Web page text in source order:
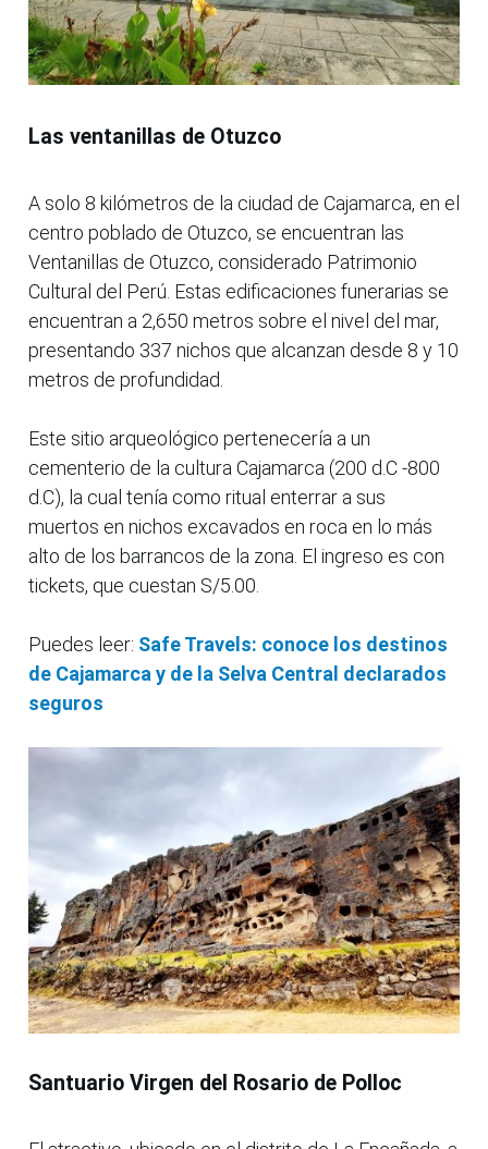
Las ventanillas de Otuzco
A solo 8 kilómetros de la ciudad de Cajamarca, en el
centro poblado de Otuzco, se encuentran las
Ventanillas de Otuzco, considerado Patrimonio
Cultural del Perú. Estas edificaciones funerarias se
encuentran a 2,650 metros sobre el nivel del mar,
presentando 337 nichos que alcanzan desde 8 y 10
metros de profundidad.
Este sitio arqueológico pertenecería a un
cementerio de la cultura Cajamarca (200 d.C -800
d.C), la cual tenía como ritual enterrar a sus
muertos en nichos excavados en roca en lo más
alto de los barrancos de la zona. El ingreso es con
tickets, que cuestan S/5.00.
Puedes leer: Safe Travels: conoce los destinos
de Cajamarca y de la Selva Central declarados
seguros
Santuario Virgen del Rosario de Polloc